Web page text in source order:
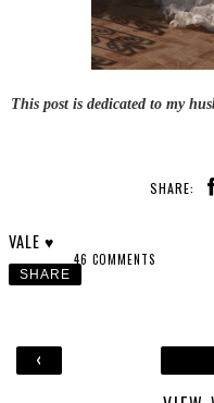
This post is dedicated to my
SHARE:
VALE ♥
46 COMMENTS
SHARE
‹